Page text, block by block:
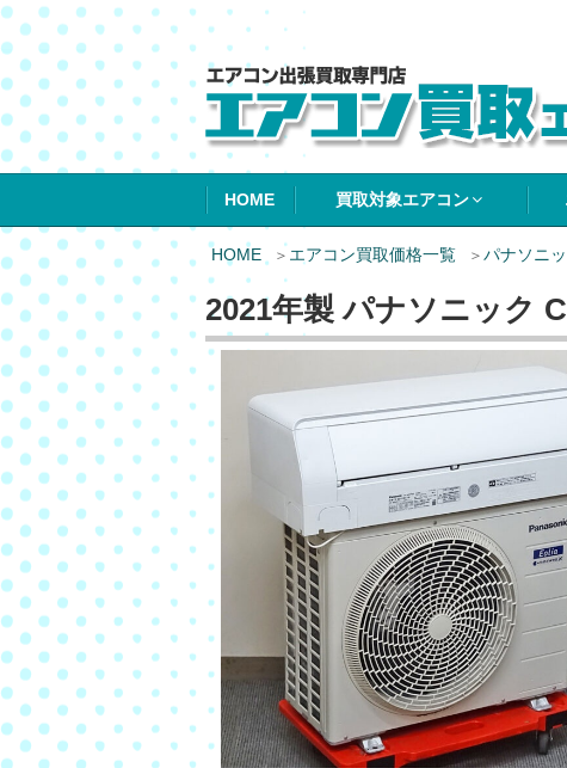
エアコン買取エ
HOME 買取対象エアコン
HOME エアコン買取価格一覧 パナソニ
2021年製 パナソニック